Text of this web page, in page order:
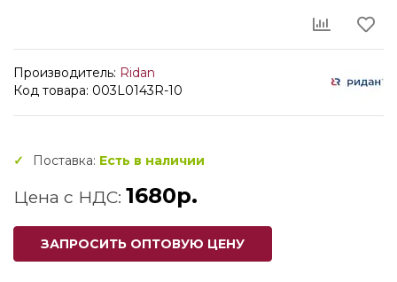
Производитель: Ridan
Код товара: 003L0143R-10
Поставка: Есть в наличии
Цена с НДС: 1680р.
ЗАПРОСИТЬ ОПТОВУЮ ЦЕНУ